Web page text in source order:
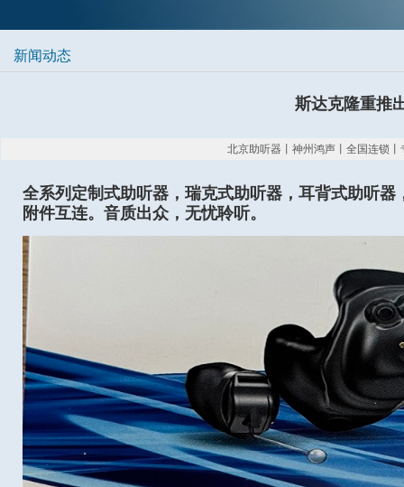
新闻动态
斯达克隆重推
北京助听器丨神州鸿声丨全国连锁丨
全系列定制式助听器，瑞克式助听器，耳背式助听
附件互连。音质出众，无忧聆听。